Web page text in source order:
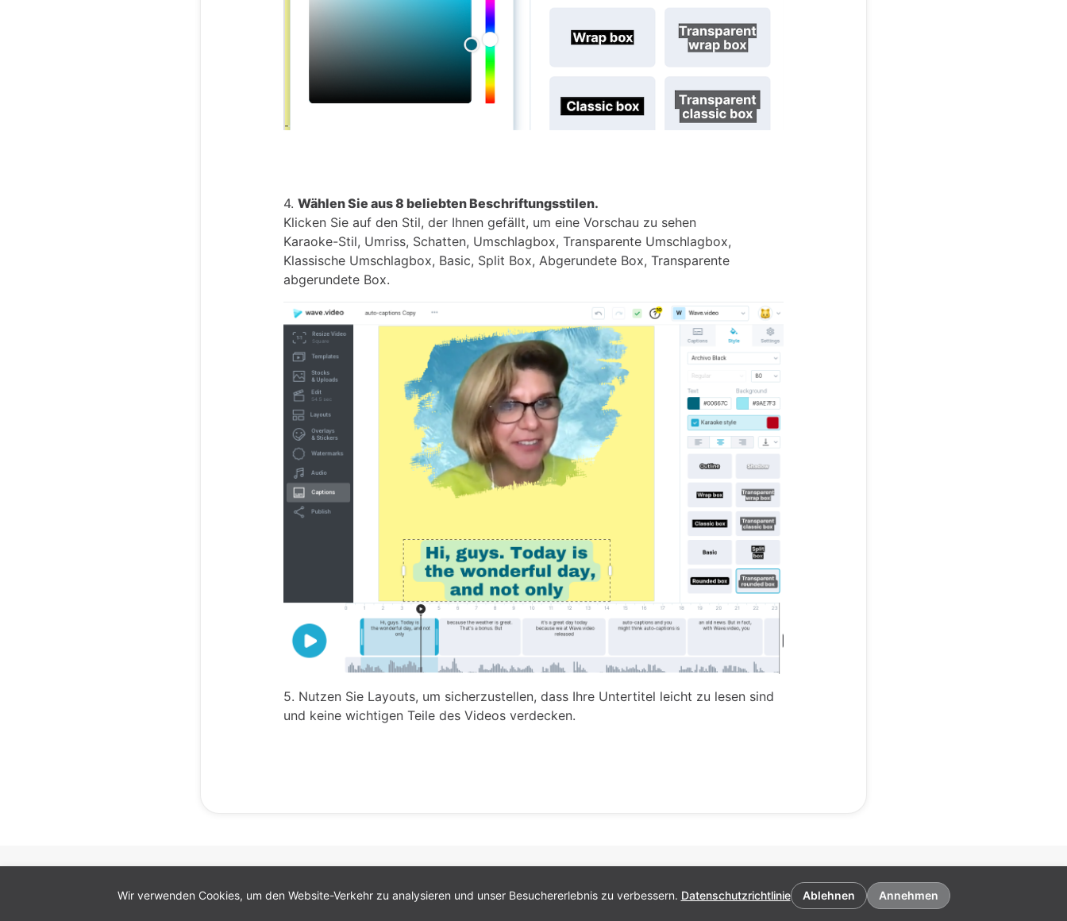
Wir verwenden Cookies, um den Website-Verkehr zu analysieren und unser Besuchererlebnis zu verbessern. Datenschutzrichtlinie Ablehnen Annehmen
4. Wählen Sie aus 8 beliebten Beschriftungsstilen.
Klicken Sie auf den Stil, der Ihnen gefällt, um eine Vorschau zu sehen
Karaoke-Stil, Umriss, Schatten, Umschlagbox, Transparente Umschlagbox,
Klassische Umschlagbox, Basic, Split Box, Abgerundete Box, Transparente
abgerundete Box.
5. Nutzen Sie Layouts, um sicherzustellen, dass Ihre Untertitel leicht zu lesen sind
und keine wichtigen Teile des Videos verdecken.